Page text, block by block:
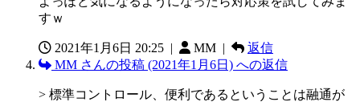
すｗ
2021年1月6日 20:25 | MM |
返信
MM さんの投稿 (2021年1月6日) への返信
> 標準コントロール、便利であるということは融通が